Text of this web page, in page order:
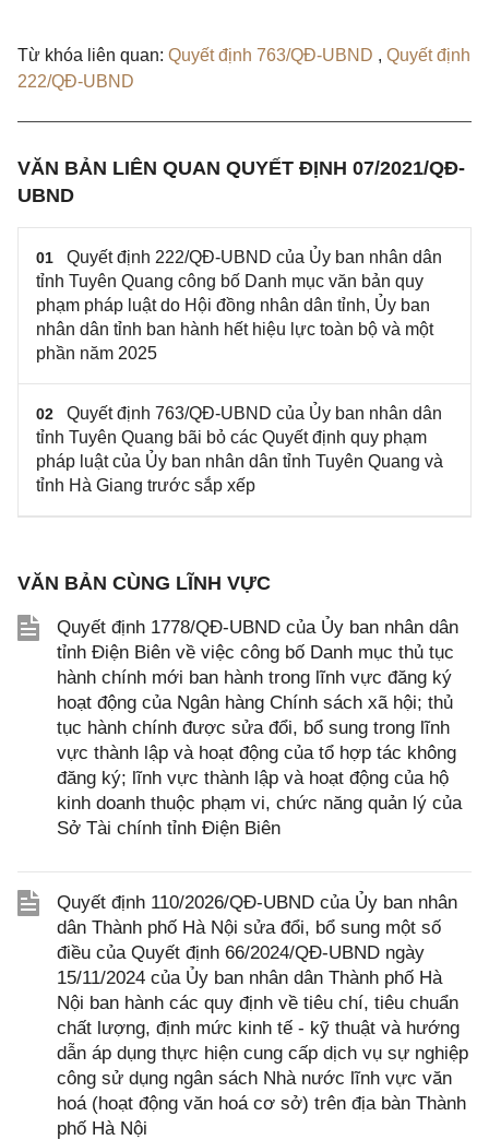
Từ khóa liên quan: Quyết định 763/QĐ-UBND , Quyết định
222/QĐ-UBND
VĂN BẢN LIÊN QUAN QUYẾT ĐỊNH 07/2021/QĐ-
UBND
01
Quyết định 222/QĐ-UBND của Ủy ban nhân dân
tỉnh Tuyên Quang công bố Danh mục văn bản quy
phạm pháp luật do Hội đồng nhân dân tỉnh, Ủy ban
nhân dân tỉnh ban hành hết hiệu lực toàn bộ và một
phần năm 2025
02
Quyết định 763/QĐ-UBND của Ủy ban nhân dân
tỉnh Tuyên Quang bãi bỏ các Quyết định quy phạm
pháp luật của Ủy ban nhân dân tỉnh Tuyên Quang và
tỉnh Hà Giang trước sắp xếp
VĂN BẢN CÙNG LĨNH VỰC
Quyết định 1778/QĐ-UBND của Ủy ban nhân dân
tỉnh Điện Biên về việc công bố Danh mục thủ tục
hành chính mới ban hành trong lĩnh vực đăng ký
hoạt động của Ngân hàng Chính sách xã hội; thủ
tục hành chính được sửa đổi, bổ sung trong lĩnh
vực thành lập và hoạt động của tổ hợp tác không
đăng ký; lĩnh vực thành lập và hoạt động của hộ
kinh doanh thuộc phạm vi, chức năng quản lý của
Sở Tài chính tỉnh Điện Biên
Quyết định 110/2026/QĐ-UBND của Ủy ban nhân
dân Thành phố Hà Nội sửa đổi, bổ sung một số
điều của Quyết định 66/2024/QĐ-UBND ngày
15/11/2024 của Ủy ban nhân dân Thành phố Hà
Nội ban hành các quy định về tiêu chí, tiêu chuẩn
chất lượng, định mức kinh tế - kỹ thuật và hướng
dẫn áp dụng thực hiện cung cấp dịch vụ sự nghiệp
công sử dụng ngân sách Nhà nước lĩnh vực văn
hoá (hoạt động văn hoá cơ sở) trên địa bàn Thành
phố Hà Nội